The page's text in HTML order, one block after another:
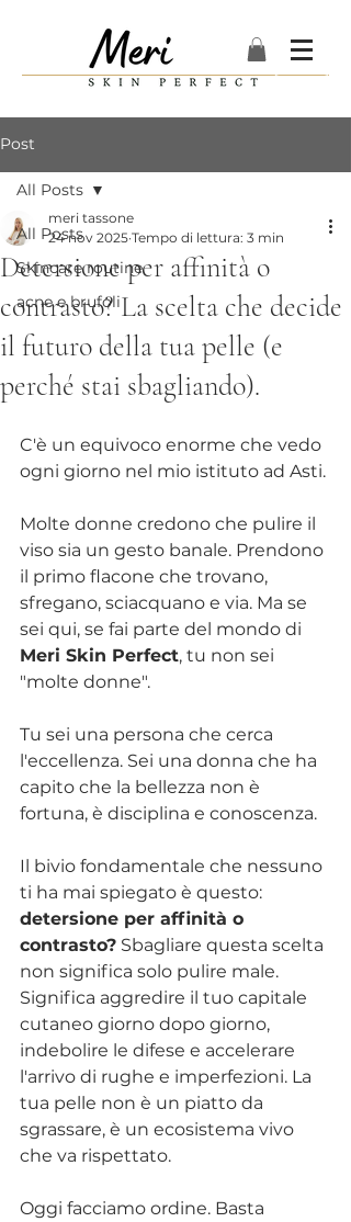
Post
All Posts
Skincare routine
acne e brufoli
All Posts
Detersione per affinità o
contrasto? La scelta che decide
il futuro della tua pelle (e
perché stai sbagliando).
meri tassone
24 nov 2025 Tempo di lettura: 3 min
C'è un equivoco enorme che vedo
ogni giorno nel mio istituto ad Asti.
Molte donne credono che pulire il
viso sia un gesto banale. Prendono
il primo flacone che trovano,
sfregano, sciacquano e via. Ma se
sei qui, se fai parte del mondo di
Meri Skin Perfect, tu non sei
"molte donne".
Tu sei una persona che cerca
l'eccellenza. Sei una donna che ha
capito che la bellezza non è
fortuna, è disciplina e conoscenza.
Il bivio fondamentale che nessuno
ti ha mai spiegato è questo:
detersione per affinità o
contrasto? Sbagliare questa scelta
non significa solo pulire male.
Significa aggredire il tuo capitale
cutaneo giorno dopo giorno,
indebolire le difese e accelerare
l'arrivo di rughe e imperfezioni. La
tua pelle non è un piatto da
sgrassare, è un ecosistema vivo
che va rispettato.
Oggi facciamo ordine. Basta